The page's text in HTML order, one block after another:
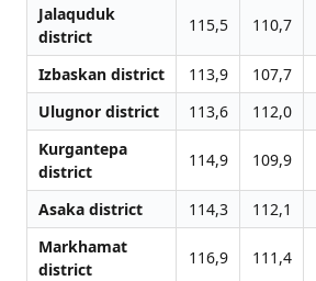
Jalаquduk
district
115,5 110,7
Izbaskan district 113,9 107,7
Ulugnor district
113,6 112,0
Kurgantepa
district
114,9 109,9
Asaka district 114,3 112,1
Markhamat
district
116,9 111,4